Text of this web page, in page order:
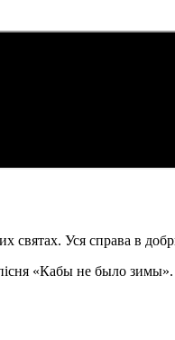
святах. Уся справа в
«Кабы не было зимы».